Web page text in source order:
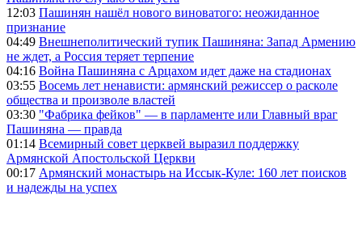
12:03 Пашинян нашёл нового виноватого: неожиданное
признание
04:49 Внешнеполитический тупик Пашиняна: Запад Армению
не ждет, а Россия теряет терпение
04:16 Война Пашиняна с Арцахом идет даже на стадионах
03:55 Восемь лет ненависти: армянский режиссер о расколе
общества и произволе властей
03:30 "Фабрика фейков" — в парламенте или Главный враг
Пашиняна — правда
01:14 Всемирный совет церквей выразил поддержку
Армянской Апостольской Церкви
00:17 Армянский монастырь на Иссык-Куле: 160 лет поисков
и надежды на успех